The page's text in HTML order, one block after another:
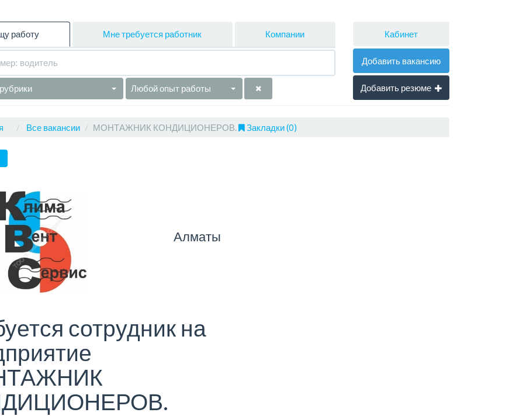
работу Мне требуется работник Компании
Любой опыт работы
Кабинет
Добавить вакансию
Добавить резюме
Все вакансии МОНТАЖНИК КОНДИЦИОНЕРОВ. Закладки (0)
Алматы
сотрудник на